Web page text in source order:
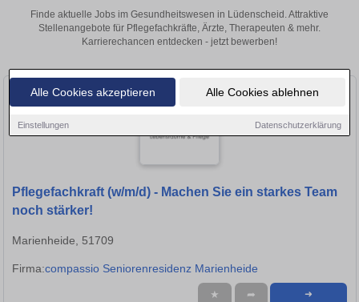
Alle Cookies akzeptieren Alle Cookies ablehnen
Einstellungen Datenschutzerklärung
Finde aktuelle Jobs im Gesundheitswesen in Lüdenscheid. Attraktive
Stellenangebote für Pflegefachkräfte, Ärzte, Therapeuten & mehr.
Karrierechancen entdecken - jetzt bewerben!
Pflegefachkraft (w/m/d) - Machen Sie ein starkes Team
noch stärker!
Marienheide, 51709
Firma:compassio Seniorenresidenz Marienheide
★ ➦ ➜